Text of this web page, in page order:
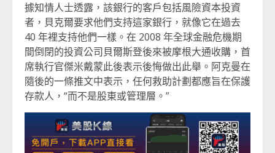
據知情人士透露，該銀行的客戶包括風險資本投資
者，貝克爾要求他們支持這家銀行，就像它在過去
40 年裡支持他們一樣。在 2008 年全球金融危機期
間倒閉的投資公司貝爾斯登後來被摩根大通收購，首
席執行官傑米戴蒙此後表示後悔做出此舉。阿克曼在
隨後的一條推文中表示，任何救助計劃都應旨在保護
存款人，“而不是股東或管理層。”